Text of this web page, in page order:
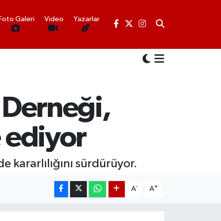
Foto Galeri Video Yazarlar
ediyor
kararlılığını sürdürüyor.
A- A+